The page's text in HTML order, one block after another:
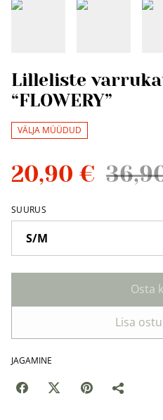
Lilleliste
“FLOWERY”
VÄLJA MÜÜDUD
20,90 €
SUURUS
Osta
Lisa
JAGAMINE